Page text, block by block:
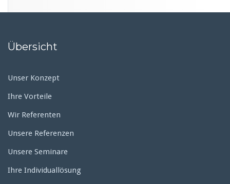
Übersicht
Unser Konzept
Ihre Vorteile
Wir Referenten
Unsere Referenzen
Unsere Seminare
Ihre Individuallösung